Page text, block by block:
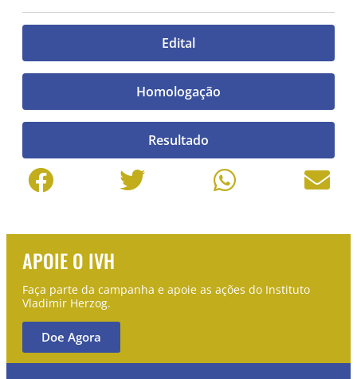
Edital
Homologação
Resultado
APOIE O IVH
Faça parte da campanha e apoie as ações do Instituto
Vladimir Herzog.
Doe Agora